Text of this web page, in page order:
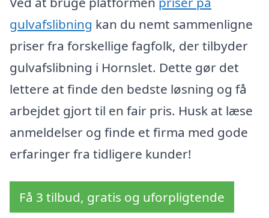
gulvafslibning kan du nemt sammenligne
priser fra forskellige fagfolk, der tilbyder
gulvafslibning i Hornslet. Dette gør det
lettere at finde den bedste løsning og få
arbejdet gjort til en fair pris. Husk at læse
anmeldelser og finde et firma med gode
erfaringer fra tidligere kunder!
Få 3 tilbud, gratis og uforpligtende